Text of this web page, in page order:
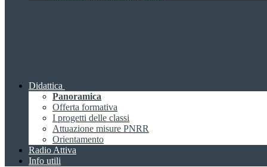
Didattica
Panoramica
Offerta formativa
I progetti delle classi
Attuazione misure PNRR
Orientamento
Radio Attiva
Info utili